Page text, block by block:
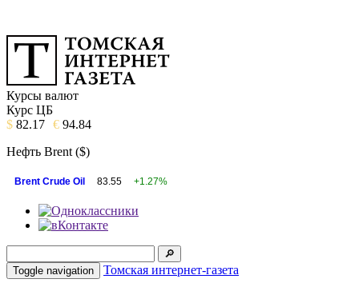
Курсы валют
Курс ЦБ
$ 82.17 € 94.84
Нефть Brent ($)
Brent Crude Oil 83.55 +1.27%
Toggle navigation Томская интернет-газета